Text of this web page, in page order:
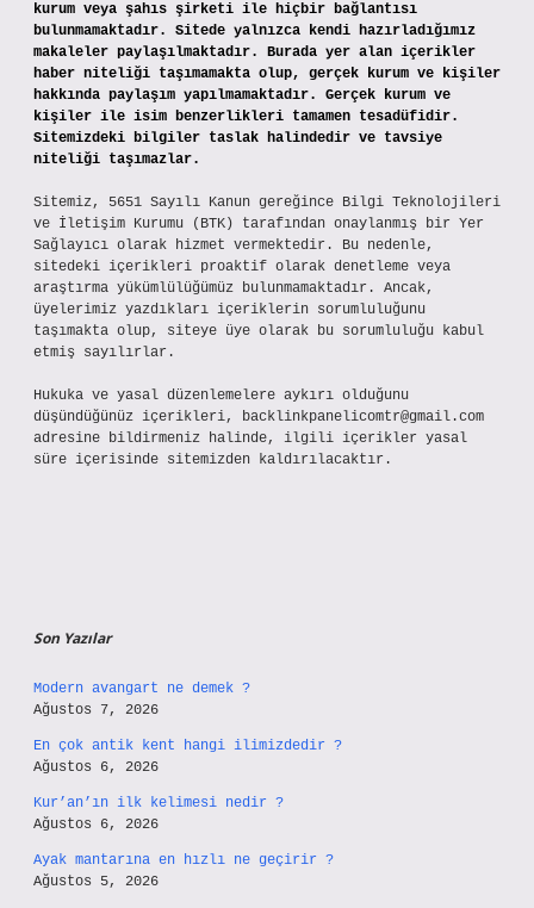
kurum veya şahıs şirketi ile hiçbir bağlantısı
bulunmamaktadır. Sitede yalnızca kendi hazırladığımız
makaleler paylaşılmaktadır. Burada yer alan içerikler
haber niteliği taşımamakta olup, gerçek kurum ve kişiler
hakkında paylaşım yapılmamaktadır. Gerçek kurum ve
kişiler ile isim benzerlikleri tamamen tesadüfidir.
Sitemizdeki bilgiler taslak halindedir ve tavsiye
niteliği taşımazlar.
Sitemiz, 5651 Sayılı Kanun gereğince Bilgi Teknolojileri
ve İletişim Kurumu (BTK) tarafından onaylanmış bir Yer
Sağlayıcı olarak hizmet vermektedir. Bu nedenle,
sitedeki içerikleri proaktif olarak denetleme veya
araştırma yükümlülüğümüz bulunmamaktadır. Ancak,
üyelerimiz yazdıkları içeriklerin sorumluluğunu
taşımakta olup, siteye üye olarak bu sorumluluğu kabul
etmiş sayılırlar.
Hukuka ve yasal düzenlemelere aykırı olduğunu
düşündüğünüz içerikleri, backlinkpanelicomtr@gmail.com
adresine bildirmeniz halinde, ilgili içerikler yasal
süre içerisinde sitemizden kaldırılacaktır.
Son Yazılar
Modern avangart ne demek ?
Ağustos 7, 2026
En çok antik kent hangi ilimizdedir ?
Ağustos 6, 2026
Kur’an’ın ilk kelimesi nedir ?
Ağustos 6, 2026
Ayak mantarına en hızlı ne geçirir ?
Ağustos 5, 2026